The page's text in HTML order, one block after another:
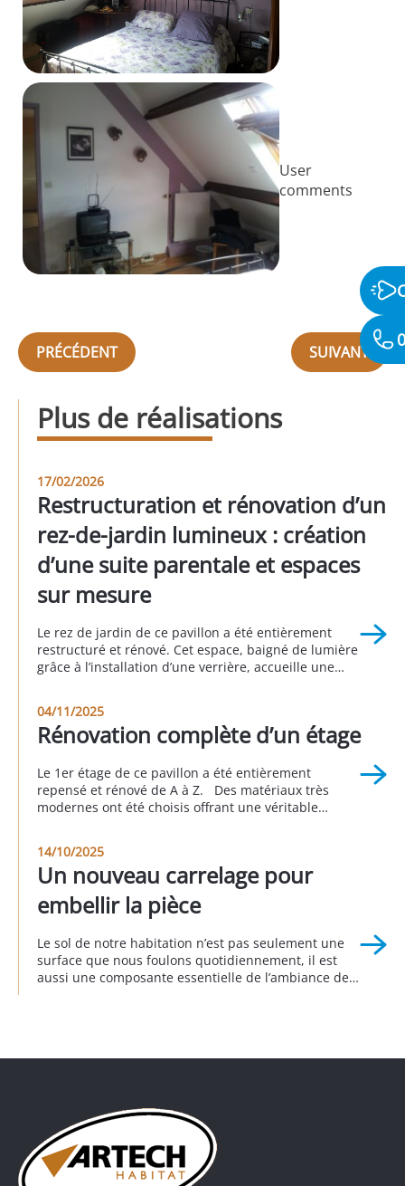
User
comments
PRÉCÉDENT SUIVANT
Plus de réalisations
17/02/2026
Restructuration et rénovation d’un
rez-de-jardin lumineux : création
d’une suite parentale et espaces
sur mesure
Le rez de jardin de ce pavillon a été entièrement
restructuré et rénové. Cet espace, baigné de lumière
grâce à l’installation d’une verrière, accueille une
chambre et une autre salle d’eau. Cette réalisation a
été faite en partenariat avec Sophie […]
04/11/2025
Rénovation complète d’un étage
Le 1er étage de ce pavillon a été entièrement
repensé et rénové de A à Z. Des matériaux très
modernes ont été choisis offrant une véritable
rendu global de ce projet. Réalisation à Longjumeau
au 3eme trimestre 2025
14/10/2025
Un nouveau carrelage pour
embellir la pièce
Le sol de notre habitation n’est pas seulement une
surface que nous foulons quotidiennement, il est
aussi une composante essentielle de l’ambiance de
lequel l’ancien carrelage a été remplacé […]